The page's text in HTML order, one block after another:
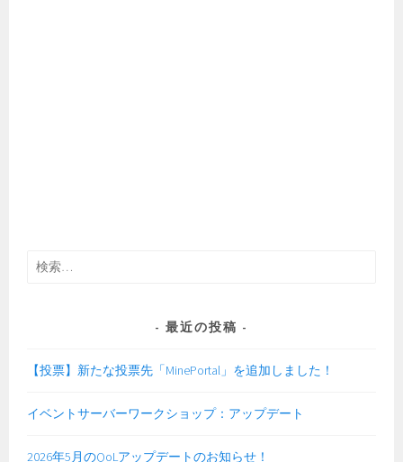
検
最近の投稿
【投票】新たな投票先「MinePortal」を追加しました！
イベントサーバーワークショップ：アップデート
2026年5月のQoLアップデートのお知らせ！